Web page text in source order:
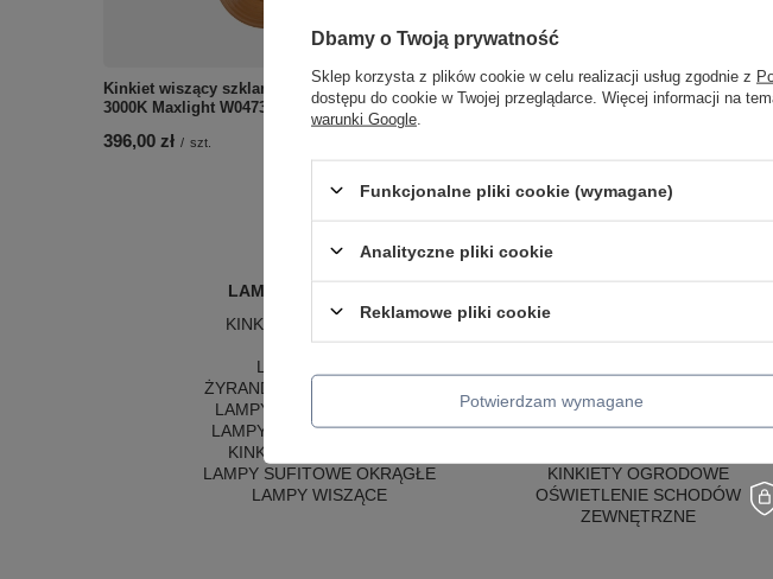
Kinkiet wiszący szklane ryflowane koło LED
3000K Maxlight W0473 Sing
396,00 zł / szt.
Pionowy czarny kinkiet zewnętrzny
podświetlający elewacje 120cm Maxlight
LAMPY WEWNĘTRZNE
KINKIETY NAD LUSTRO
ŻYRANDOLE
LAMPKI NOCNE
ŻYRANDOLE KRYSZTAŁOWE
LAMPY WISZĄCE CZARNE
LAMPY WISZĄCE - OKRĘGI
KINKIETY DO SYPIALNI
LAMPY SUFITOWE OKRĄGŁE
LAMPY WISZĄCE
LAMPY SOLARNE
OPRAWY OGRODOWE
KINKIETY OGRODOWE
OŚWIETLENIE SCHODÓW
ZEWNĘTRZNE
Dbamy o Twoją prywatność
Sklep korzysta z plików cookie w celu realizacji usług zgodnie z
dostępu do cookie w Twojej przeglądarce. Więcej informacji na
warunki Google
Funkcjonalne pliki cookie (wymagane)
Analityczne pliki cookie
Reklamowe pliki cookie
Potwierdzam wymagane